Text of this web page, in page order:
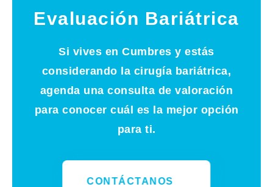
Evaluación Bariátrica
Si vives enCumbres y estás
considerando la cirugía bariátrica,
agenda una consulta de valoración
para conocer cuál es la mejor opción
para ti.
CONTÁCTANOS